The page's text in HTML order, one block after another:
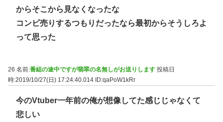
からそこから見なくなったな
コンビ売りするつもりだったなら最初からそうしろよ
って思った
26 名前:番組の途中ですが翡翠の名無しがお送りします 投稿日
時:2019/10/27(日) 17:24:40.014 ID:qaPoW1kRr
今のVtuber一年前の俺が想像してた感じじゃなくて
悲しい